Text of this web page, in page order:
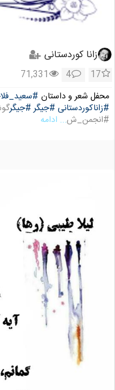
زانا کوردستانی
17
4
71,331
محفل شعر و داستان
#زاناکوردستانی #جیگر #جیگر
#انجمن_ش... ادامه